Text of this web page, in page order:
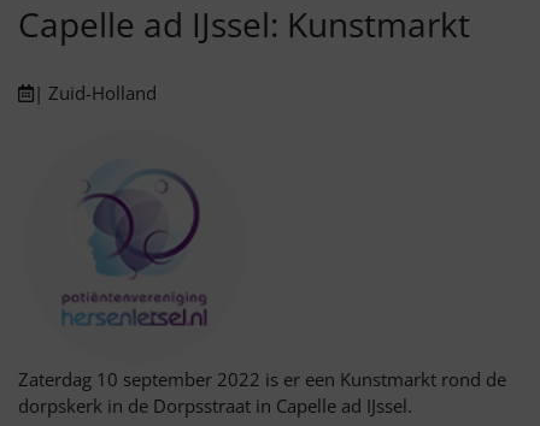
Capelle ad IJssel: Kunstmarkt
| Zuid-Holland
Zaterdag 10 september 2022 is er een Kunstmarkt rond de
dorpskerk in de Dorpsstraat in Capelle ad IJssel.